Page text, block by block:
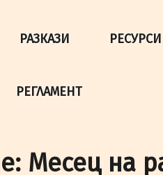
РАЗКАЗИ РЕСУРСИ
РЕГЛАМЕНТ
Месец на